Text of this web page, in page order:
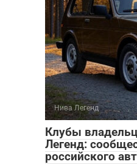
Нива Легенд
Клубы
Легенд:
российского